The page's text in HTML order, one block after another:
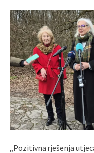
„Pozitivna rješenja